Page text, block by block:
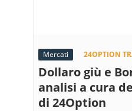
Mercati 24OPTION
Dollaro giù e
analisi a cura
di 24Option